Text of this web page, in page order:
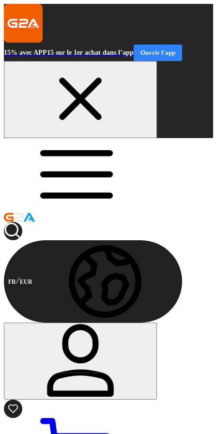
15% avec APP15 sur le 1er achat dans l’app Ouvrir l’app
FR EUR